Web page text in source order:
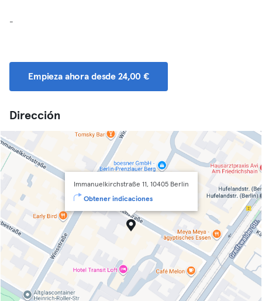
-
Empieza ahora desde 24,00 €
Dirección
Immanuelkirchstraße 11, 10405 Berlin
Obtener indicaciones